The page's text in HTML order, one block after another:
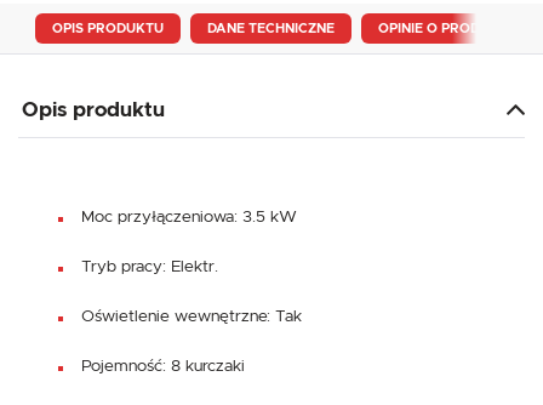
OPIS PRODUKTU DANE TECHNICZNE OPINIE O PRODUKCIE
Opis produktu
Moc przyłączeniowa: 3.5 kW
Tryb pracy: Elektr.
Oświetlenie wewnętrzne: Tak
Pojemność: 8 kurczaki